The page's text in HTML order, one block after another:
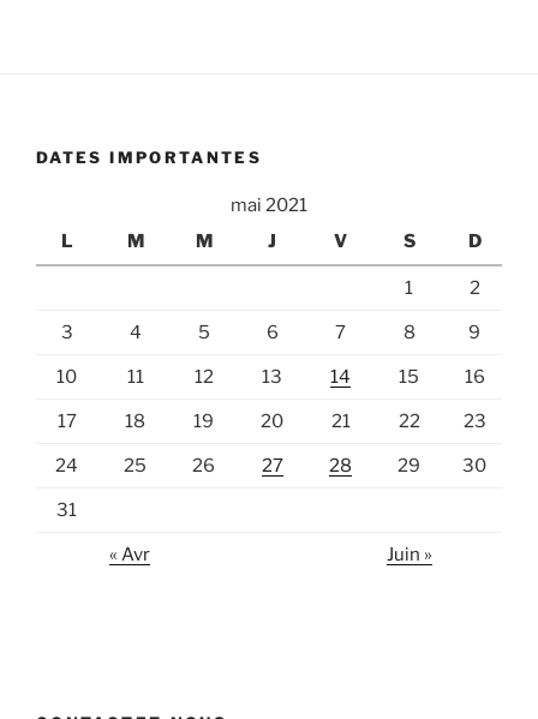
DATES IMPORTANTES
mai 2021
L
M M J V S D
1 2
3 4 5 6 7 8 9
10 11 12 13 14 15 16
17 18 19 20 21 22 23
24 25 26 27 28 29 30
31
« Avr Juin »